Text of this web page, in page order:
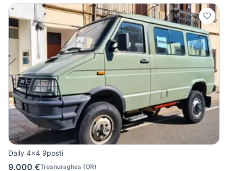
Daily 4x4 9posti
9.000 €Tresnuraghes (OR)